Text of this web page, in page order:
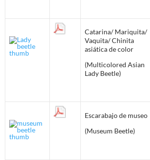
Catarina/ Mariquita/
Vaquita/ Chinita
asiática de color
(Multicolored Asian
Lady Beetle)
Escarabajo de museo
(Museum Beetle)